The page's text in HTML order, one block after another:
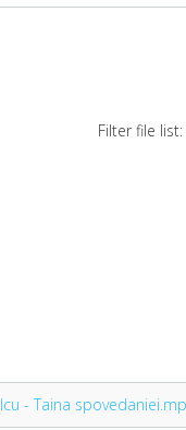
Filter file
- Taina